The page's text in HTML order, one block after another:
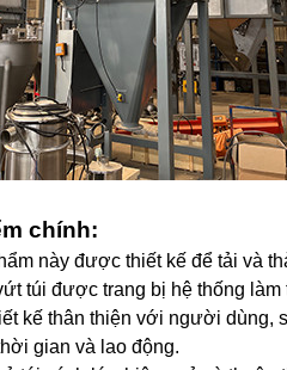
chính:
này được thiết kế để tải và
túi được trang bị hệ thống
kế thân thiện với người dùng,
gian và lao động.